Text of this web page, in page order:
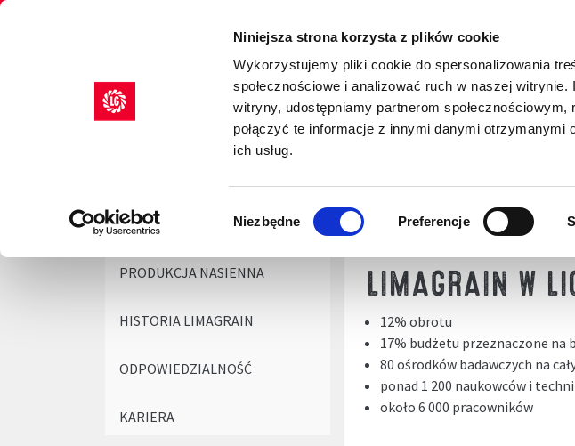
Niniejsza strona korzysta z plików cookie
Wykorzystujemy pliki cookie do spersonalizowania
społecznościowe i analizować ruch w naszej
witryny, udostępniamy partnerom
połączyć te informacje z innymi danymi
ich usług.
zgody
Niezbędne Preferencje
Limagrain europejski lider w produkcji materiału siewnego
NASIONA AGRILITY NASZE PROJEKTY
BADANIA
LIMAGRAIN W
12% obrotu
17% budżetu przeznaczone
80 ośrodków badawczych na
ponad 1 200 naukowców i
około 6 000 pracowników
BADANIA NAUKOWE
PRODUKCJA NASIENNA
HISTORIA LIMAGRAIN
ODPOWIEDZIALNOŚĆ
KARIERA